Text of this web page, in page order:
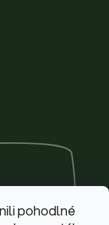
pohodlné